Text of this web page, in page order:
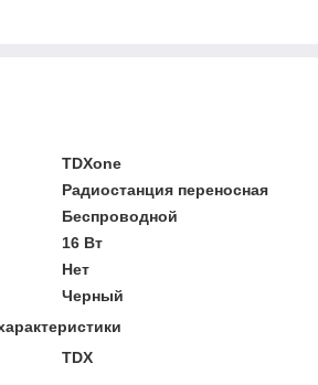
TDXone
Радиостанция переносная
Беспроводной
16 Вт
Нет
Черный
TDX